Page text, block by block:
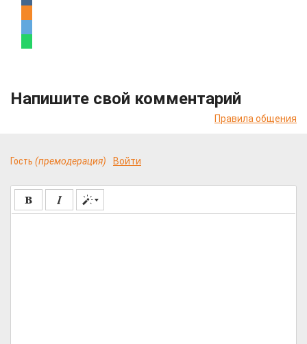
Напишите свой комментарий
Правила общения
Гость (премодерация) Войти